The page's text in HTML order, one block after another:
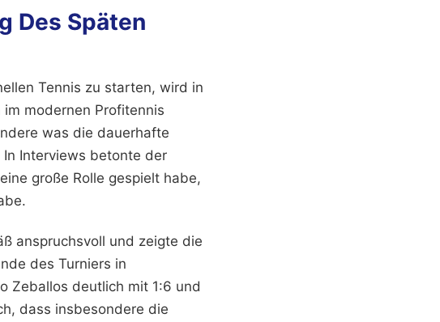
Des Späten
Tennis zu starten, wird in
modernen Profitennis
was die dauerhafte
Interviews betonte der
große Rolle gespielt habe,
anspruchsvoll und zeigte die
des Turniers in
Zeballos deutlich mit 1:6 und
dass insbesondere die